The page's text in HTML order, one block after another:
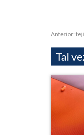
Anterior:
Tal